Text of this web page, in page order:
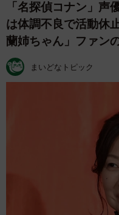
「名探偵コナン」
は体調不良で活動休
蘭姉ちゃん」ファン
まいどなトピック